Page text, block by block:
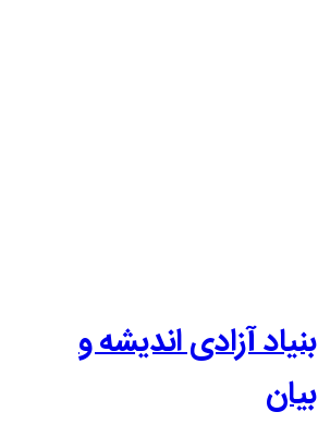
بنیاد آزادی اندیشه و
بیان